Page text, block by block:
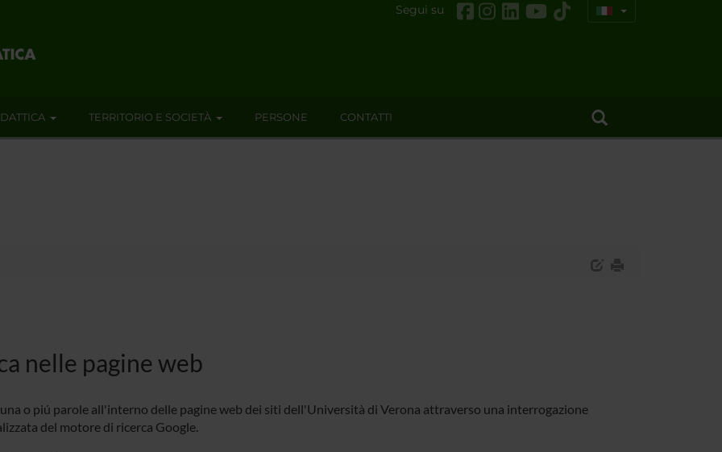
Segui su
TERRITORIO E SOCIETÀ PERSONE CONTATTI
nelle pagine web
una o piú parole all'interno delle pagine web dei siti dell'Università di Verona attraverso una interrogazione
del motore di ricerca Google.